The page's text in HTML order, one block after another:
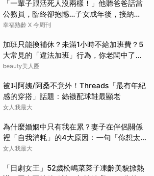
「一輩子跟活死人沒兩樣！」他聽爸爸話當
公務員，臨終卻抱憾…子女成年後，接納與
欣賞就夠了
幸福熟齡 X 今周刊
加班只能換補休？未滿1小時不給加班費？5
大常見的「違法加班」行為，你老闆中了幾
項？
beauty美人圈
被叫阿姨/阿桑不意外！Threads「最有年紀
感的穿搭」話題：絲襪配球鞋最顯老
女人我最大
為什麼婚姻中只有我在累？妻子在伴侶關係
裡「自我消耗」的4大原因：一句「你想太
多」讓人無奈
女人我最大
「日劇女王」52歲松嶋菜菜子凍齡美貌掀熱